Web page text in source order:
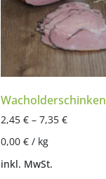
Wacholderschinken
2,45 €– 7,35 €
0,00 €/ kg
inkl. MwSt.